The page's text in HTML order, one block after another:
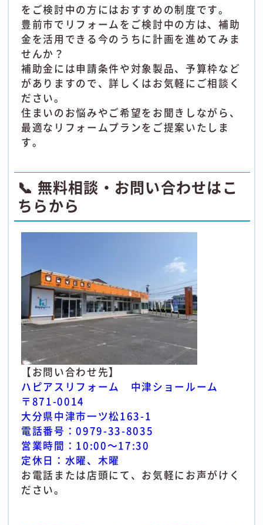
をご検討中の方にはおすすめの制度です。
豊前市でリフォームをご検討中の方は、補助
金を活用できる今のうちに計画を進めてみま
せんか？
補助金には申請条件や対象製品、予算枠など
がありますので、詳しくはお気軽にご相談く
ださい。
住まいのお悩みやご希望をお聞きしながら、
最適なリフォームプランをご提案いたしま
す。
📞 無料相談・お問い合わせはこ
ちらから
【お問い合わせ先】
ハピアスリフォーム 中津ショールーム
〒871-0014
大分県中津市一ツ松163-1
電話番号：0979-33-8035
営業時間：10:00～17:30
定休日：水曜、木曜
お電話または店頭にて、お気軽にお声がけく
ださい。